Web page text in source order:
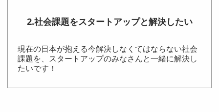
2.社会課題をスタートアップと解決したい
現在の日本が抱える今解決しなくてはならない社会
課題を、スタートアップのみなさんと一緒に解決し
たいです！